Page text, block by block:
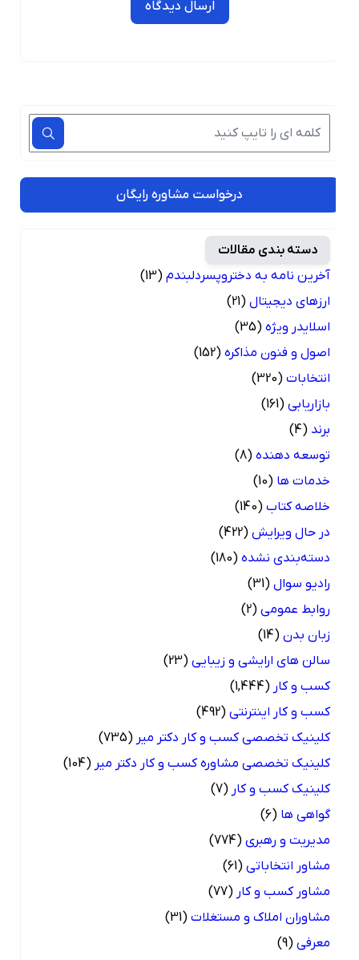
ارسال دیدگاه
درخواست مشاوره رایگان
دسته بندی مقالات
آخرین نامه به دختروپسردلبندم (13)
ارزهای دیجیتال (21)
اسلایدر ویژه (35)
اصول و فنون مذاکره (152)
انتخابات (320)
بازاریابی (161)
(4)
توسعه دهنده (8)
خدمات ها (10)
خلاصه کتاب (140)
در حال ویرایش (422)
دسته‌بندی نشده (180)
رادیو سوال (31)
روابط عمومی (2)
زبان بدن (14)
سالن های ارایشی و زیبایی (23)
کسب و کار (1,444)
کسب و کار اینترنتی (492)
کلینیک تخصصی کسب و کار دکتر میر (735)
کلینیک تخصصی مشاوره کسب و کار دکتر میر (104)
کلینیک کسب و کار (7)
گواهی ها (6)
مدیریت و رهبری (774)
مشاور انتخاباتی (61)
مشاور کسب و کار (77)
مشاوران املاک و مستغلات (31)
معرفی (9)